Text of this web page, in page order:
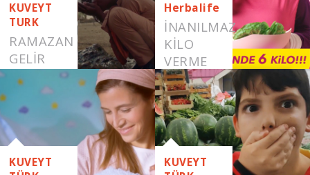
KUVEYT
TURK
RAMAZAN
GELİR
HER
GELİR
Herbalife
İNANILMAZ
KILO
VERME
YÖNTEMLERI
KUVEYT
KUVEYT